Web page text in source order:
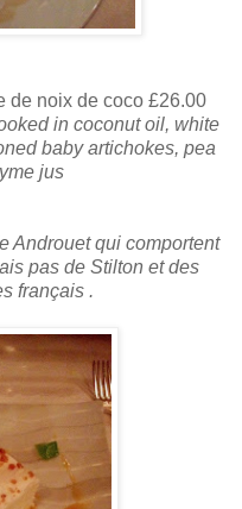
de noix de coco £26.00
in coconut oil, white
baby artichokes, pea
jus
Androuet qui comportent
pas de Stilton et des
français .